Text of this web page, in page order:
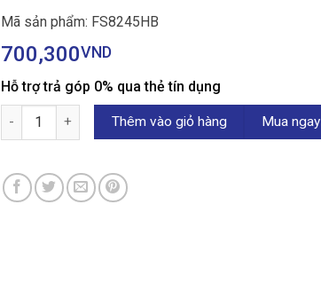
Mã sản phẩm: FS8245HB
700,300VND
Hỗ trợ trả góp 0% qua thẻ tín dụng
Chậu Rửa Bát Faster FS8245HB số lượng
Thêm vào giỏ hàng Mua ngay